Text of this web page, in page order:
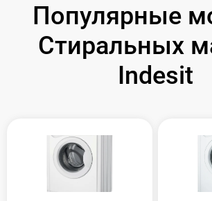
Популярные
Стиральных
Indesit